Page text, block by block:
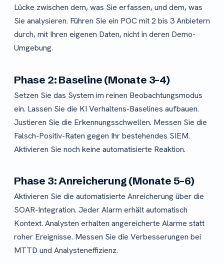
Lücke zwischen dem, was Sie erfassen, und dem, was
Sie analysieren. Führen Sie ein POC mit 2 bis 3 Anbietern
durch, mit Ihren eigenen Daten, nicht in deren Demo-
Umgebung.
Phase 2: Baseline (Monate 3–4)
Setzen Sie das System im reinen Beobachtungsmodus
ein. Lassen Sie die KI Verhaltens-Baselines aufbauen.
Justieren Sie die Erkennungsschwellen. Messen Sie die
Falsch-Positiv-Raten gegen Ihr bestehendes SIEM.
Aktivieren Sie noch keine automatisierte Reaktion.
Phase 3: Anreicherung (Monate 5–6)
Aktivieren Sie die automatisierte Anreicherung über die
SOAR-Integration. Jeder Alarm erhält automatisch
Kontext. Analysten erhalten angereicherte Alarme statt
roher Ereignisse. Messen Sie die Verbesserungen bei
MTTD und Analysteneffizienz.